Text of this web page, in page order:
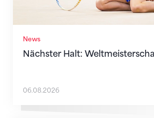
News
Nächster Halt:
06.08.2026